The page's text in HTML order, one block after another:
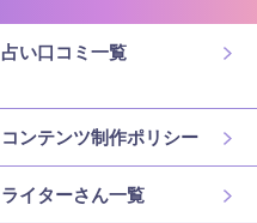
占い口コミ一覧
コンテンツ制作ポリシー
ライターさん一覧